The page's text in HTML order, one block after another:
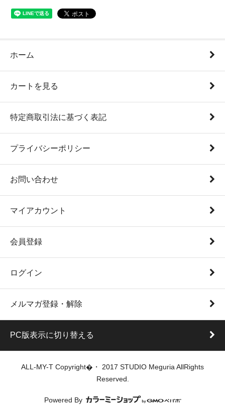
ホーム
カートを見る
特定商取引法に基づく表記
プライバシーポリシー
お問い合わせ
マイアカウント
会員登録
ログイン
メルマガ登録・解除
PC版表示に切り替える
ALL-MY-T Copyright�・ 2017 STUDIO Meguria AllRights
Reserved.
Powered By